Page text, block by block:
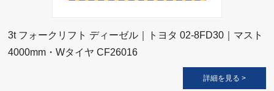
3t フォークリフト ディーゼル｜トヨタ 02-8FD30｜マスト
4000mm・Wタイヤ CF26016
詳細を見る >